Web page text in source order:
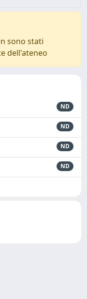
sono stati
dell'ateneo
ND
ND
ND
ND